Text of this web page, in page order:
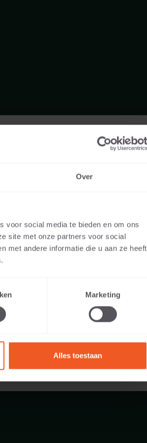
Over
voor social media te bieden en om ons
site met onze partners voor social
met andere informatie die u aan ze heeft
Marketing
Alles toestaan